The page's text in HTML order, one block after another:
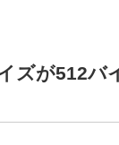
ズが512バ